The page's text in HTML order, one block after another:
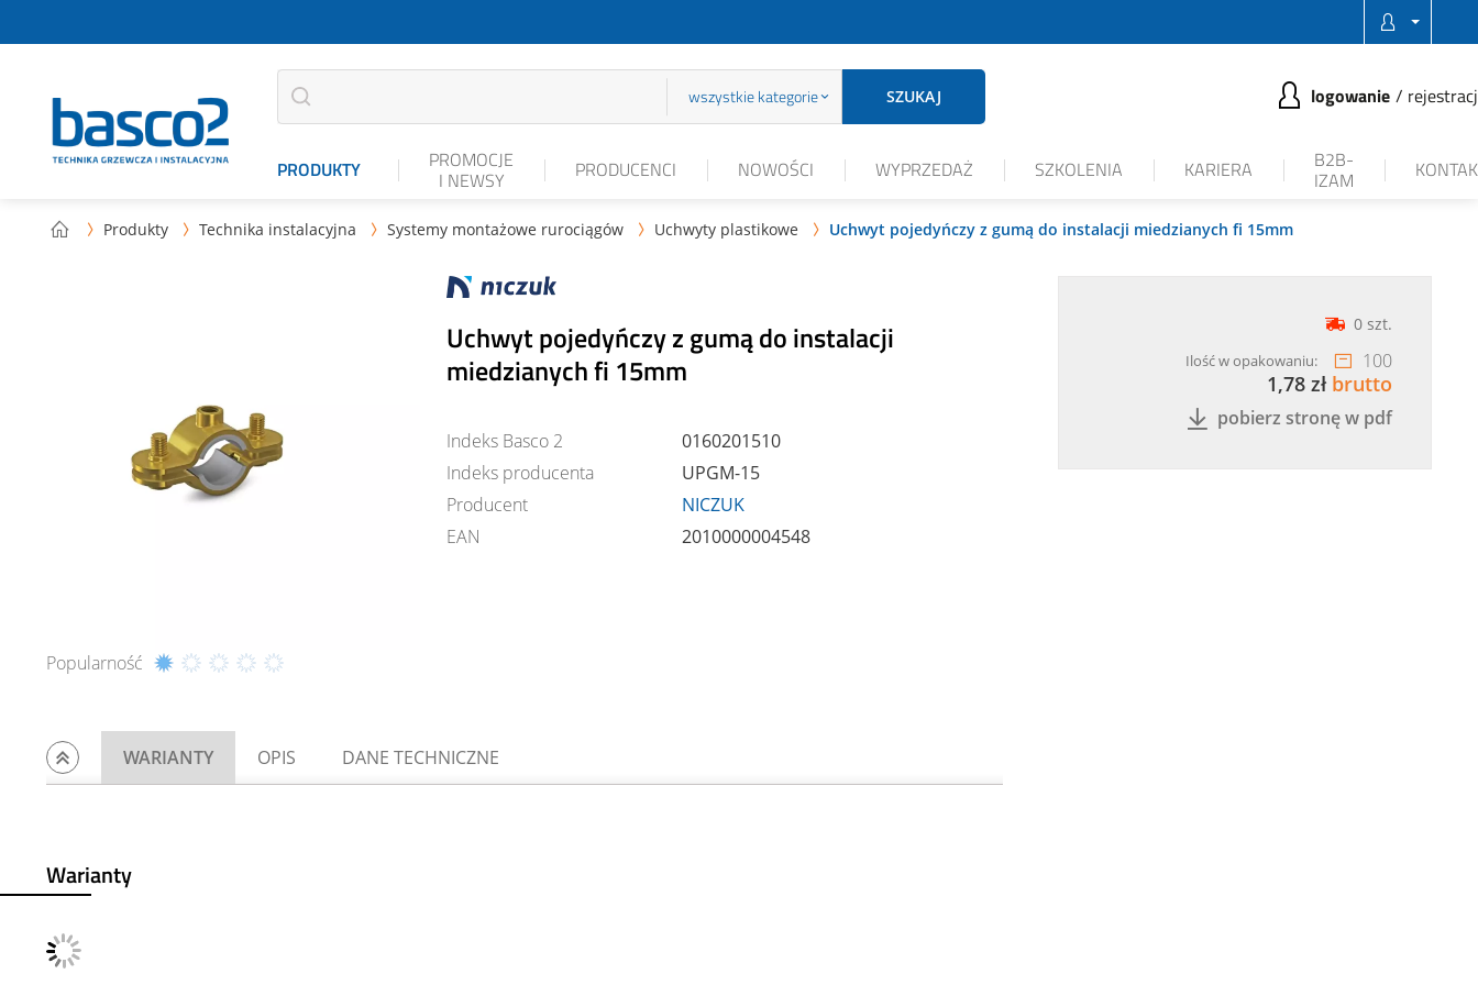
wszystkie kategorie SZUKAJ logowanie
PRODUKTY PROMOCJE
I NEWSY PRODUCENCI NOWOŚCI WYPRZEDAŻ SZKOLENIA KARIERA B2B-
IZAM
 Produkty  Technika instalacyjna  Systemy montażowe rurociągów  Uchwyty plastikowe  Uchwyt pojedyńczy z gumą do instalacji miedzianych fi 15mm
Popularność
Uchwyt pojedyńczy z gumą do instalacji
miedzianych fi 15mm
Indeks Basco 2
0160201510
Indeks producenta
UPGM-15
Producent
NICZUK
EAN
2010000004548
0 szt.
Ilość w opakowaniu: 100
1,78 zł brutto
pobierz stronę w pdf
WARIANTY OPIS DANE TECHNICZNE
Warianty